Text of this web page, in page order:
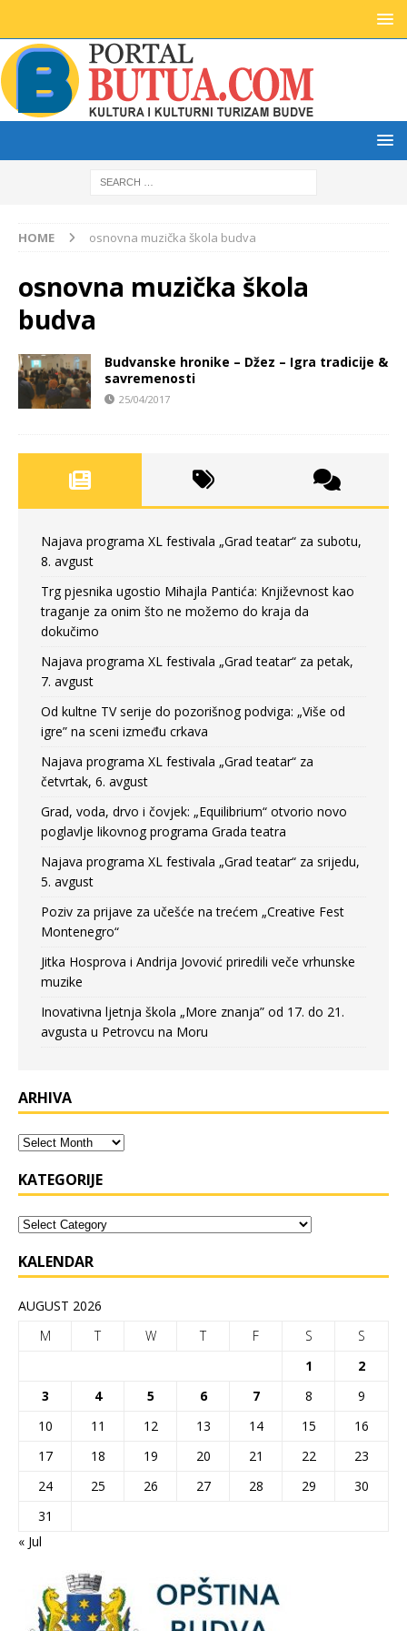
HOME osnovna muzička škola budva
osnovna muzička škola
budva
Budvanske hronike – Džez – Igra tradicije &
savremenosti
25/04/2017
Najava programa XL festivala „Grad teatar“ za subotu,
8. avgust
Trg pjesnika ugostio Mihajla Pantića: Književnost kao
traganje za onim što ne možemo do kraja da
dokučimo
Najava programa XL festivala „Grad teatar“ za petak,
7. avgust
Od kultne TV serije do pozorišnog podviga: „Više od
igre” na sceni između crkava
Najava programa XL festivala „Grad teatar“ za
četvrtak, 6. avgust
Grad, voda, drvo i čovjek: „Equilibrium“ otvorio novo
poglavlje likovnog programa Grada teatra
Najava programa XL festivala „Grad teatar“ za srijedu,
5. avgust
Poziv za prijave za učešće na trećem „Creative Fest
Montenegro“
Jitka Hosprova i Andrija Jovović priredili veče vrhunske
muzike
Inovativna ljetnja škola „More znanja” od 17. do 21.
avgusta u Petrovcu na Moru
ARHIVA
KATEGORIJE
KALENDAR
AUGUST 2026
M
T W T F S
S
1
2
3
4 5 6 7 8
9
10
11 12 13 14 15
16
17
18 19 20 21 22
23
24
25 26 27 28 29
30
31
« Jul